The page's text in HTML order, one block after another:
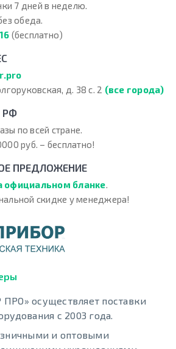
7 дней в неделю.
обеда.
(бесплатно)
д. 38 с. 2 (все города)
РФ
по всей стране.
руб. – бесплатно!
ПРЕДЛОЖЕНИЕ
официальном бланке.
скидке у менеджера!
осуществляет поставки
с 2003 года.
и оптовыми